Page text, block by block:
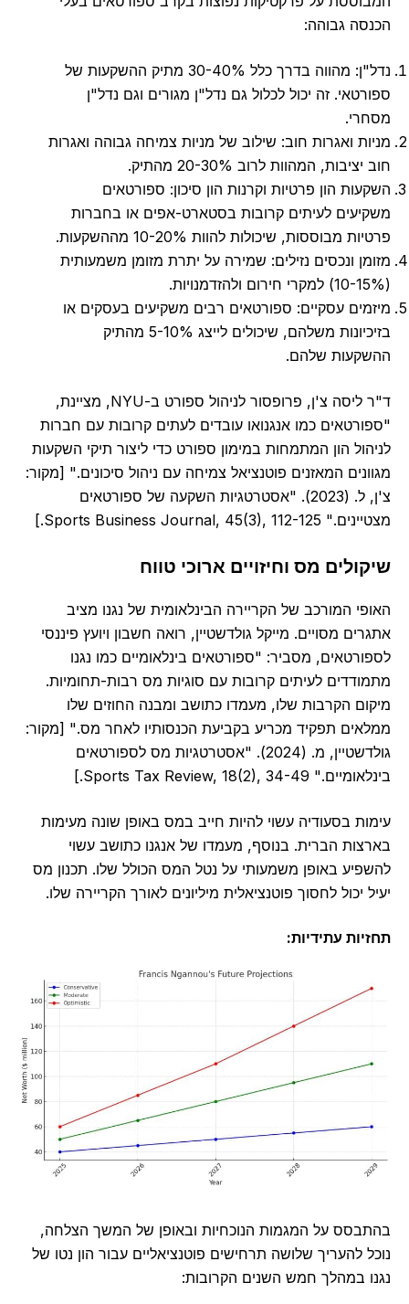
הכנסה גבוהה:
נדל"ן: מהווה בדרך כלל 30-40% מתיק ההשקעות של
ספורטאי. זה יכול לכלול גם נדל"ן מגורים וגם נדל"ן
מסחרי.
מניות ואגרות חוב: שילוב של מניות צמיחה גבוהה ואגרות
חוב יציבות, המהוות לרוב 20-30% מהתיק.
השקעות הון פרטיות וקרנות הון סיכון: ספורטאים
משקיעים לעיתים קרובות בסטארט-אפים או בחברות
פרטיות מבוססות, שיכולות להוות 10-20% מההשקעות.
מזומן ונכסים נזילים: שמירה על יתרת מזומן משמעותית
(10-15%) למקרי חירום ולהזדמנויות.
מיזמים עסקיים: ספורטאים רבים משקיעים בעסקים או
בזיכיונות משלהם, שיכולים לייצג 5-10% מהתיק
ההשקעות שלהם.
ד"ר ליסה צ'ן, פרופסור לניהול ספורט ב-NYU, מציינת,
"ספורטאים כמו אנגנואו עובדים לעתים קרובות עם חברות
לניהול הון המתמחות במימון ספורט כדי ליצור תיקי השקעות
מגוונים המאזנים פוטנציאל צמיחה עם ניהול סיכונים." [מקור:
צ'ן, ל. (2023). "אסטרטגיות השקעה של ספורטאים
מצטיינים." Sports Business Journal, 45(3), 112-125.]
שיקולים מס וחיזויים ארוכי טווח
האופי המורכב של הקריירה הבינלאומית של נגנו מציב
אתגרים מסויים. מייקל גולדשטיין, רואה חשבון ויועץ פיננסי
לספורטאים, מסביר: "ספורטאים בינלאומיים כמו נגנו
מתמודדים לעיתים קרובות עם סוגיות מס רבות-תחומיות.
מיקום הקרבות שלו, מעמדו כתושב ומבנה החוזים שלו
ממלאים תפקיד מכריע בקביעת הכנסותיו לאחר מס." [מקור:
גולדשטיין, מ. (2024). "אסטרטגיות מס לספורטאים
בינלאומיים." Sports Tax Review, 18(2), 34-49.]
עימות בסעודיה עשוי להיות חייב במס באופן שונה מעימות
בארצות הברית. בנוסף, מעמדו של אנגנו כתושב עשוי
להשפיע באופן משמעותי על נטל המס הכולל שלו. תכנון מס
יעיל יכול לחסוך פוטנציאלית מיליונים לאורך הקריירה שלו.
תחזיות עתידיות:
בהתבסס על המגמות הנוכחיות ובאופן של המשך הצלחה,
נוכל להעריך שלושה תרחישים פוטנציאליים עבור הון נטו של
נגנו במהלך חמש השנים הקרובות: